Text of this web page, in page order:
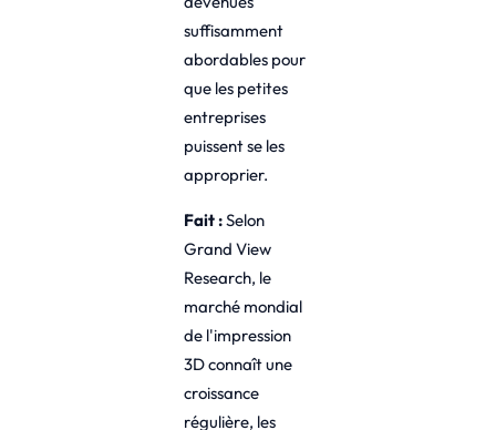
suffisamment
abordables pour
que les petites
entreprises
puissent se les
approprier.
Fait :Selon
Grand View
Research, le
marché mondial
de l'impression
3D connaît une
croissance
régulière, les